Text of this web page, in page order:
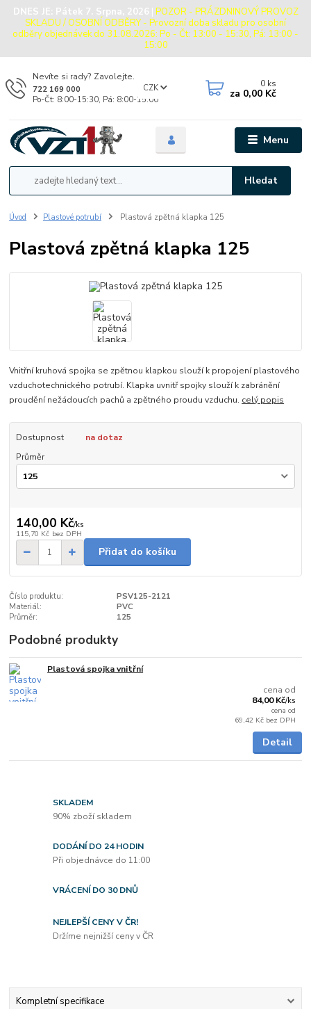
DNES JE: Pátek 7. Srpna, 2026 | POZOR - PRÁZDNINOVÝ PROVOZ
SKLADU / OSOBNÍ ODBĚRY - Provozní doba skladu pro osobní
odběry objednávek do 31.08.2026: Po - Čt: 13:00 - 15:30, Pá: 13:00 -
15:00
Menu
CZK
Hledat
Nevíte si rady? Zavolejte.
722 169 000
Po-Čt: 8:00-15:30, Pá: 8:00-15:00
0 ks
za 0,00 Kč
Úvod Plastové potrubí Plastová zpětná klapka 125
Plastová zpětná klapka 125
Vnitřní kruhová spojka se zpětnou klapkou slouží k propojení plastového
vzduchotechnického potrubí. Klapka uvnitř spojky slouží k zabránění
proudění nežádoucích pachů a zpětného proudu vzduchu. celý popis
Dostupnost
na dotaz
Průměr
140,00 Kč/ks
115,70 Kč bez DPH
Přidat do košíku
Číslo produktu:
PSV125-2121
Materiál:
PVC
Průměr:
125
Podobné produkty
Plastová spojka vnitřní
cena od
84,00 Kč/ks
cena od
69,42 Kč bez DPH
Detail
SKLADEM
90% zboží skladem
DODÁNÍ DO 24 HODIN
Při objednávce do 11:00
VRÁCENÍ DO 30 DNŮ
NEJLEPŠÍ CENY V ČR!
Držíme nejnižší ceny v ČR
Kompletní specifikace